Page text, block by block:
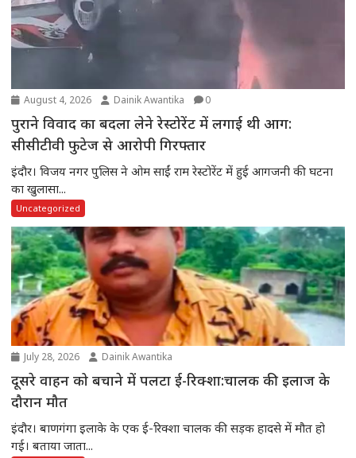
August 4, 2026 Dainik Awantika 0
पुराने विवाद का बदला लेने रेस्टोरेंट में लगाई थी आग:
सीसीटीवी फुटेज से आरोपी गिरफ्तार
इंदौर। विजय नगर पुलिस ने ओम साईं राम रेस्टोरेंट में हुई आगजनी की घटना
का खुलासा...
Uncategorized
July 28, 2026 Dainik Awantika
दूसरे वाहन को बचाने में पलटा ई-रिक्शा:चालक की इलाज के
दौरान मौत
इंदौर। बाणगंगा इलाके के एक ई-रिक्शा चालक की सड़क हादसे में मौत हो
गई। बताया जाता...